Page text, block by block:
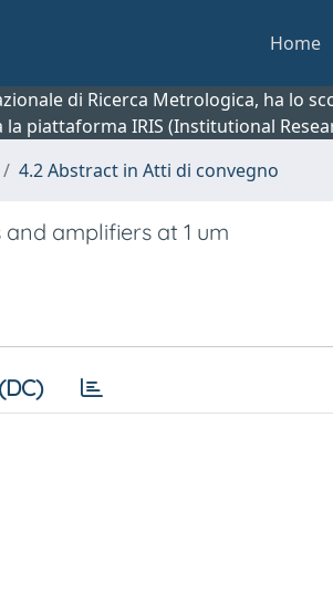
Home
di Ricerca Metrologica, ha lo
piattaforma IRIS (Institutional
4.2 Abstract in Atti di convegno
amplifiers at 1 um